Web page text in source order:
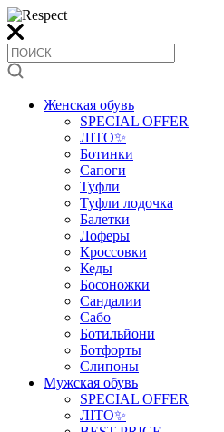
Женская обувь
SPECIAL OFFER
ЛІТО✨
Ботинки
Сапоги
Туфли
Туфли лодочка
Балетки
Лоферы
Кроссовки
Кеды
Босоножки
Сандалии
Сабо
Ботильйони
Ботфорты
Слипоны
Мужская обувь
SPECIAL OFFER
ЛІТО✨